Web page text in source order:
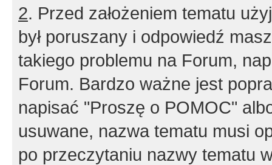
2. Przed założeniem tematu
był poruszany i odpowiedź
takiego problemu na Forum,
Forum. Bardzo ważne jest
napisać "Proszę o POMOC"
usuwane, nazwa tematu musi
po przeczytaniu nazwy tematu